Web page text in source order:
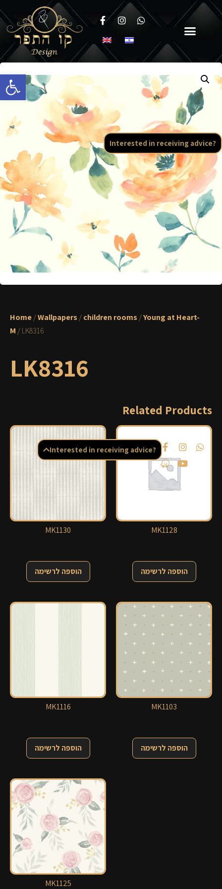
Open toolbar
Home/Wallpapers/children rooms/Young at Heart-
M / LK8316
LK8316
Related Products
MK1130
הוספה לרשימה
MK1128
הוספה לרשימה
MK1116
הוספה לרשימה
MK1103
הוספה לרשימה
MK1125
Interested in receiving advice?
Interested in receiving advice?